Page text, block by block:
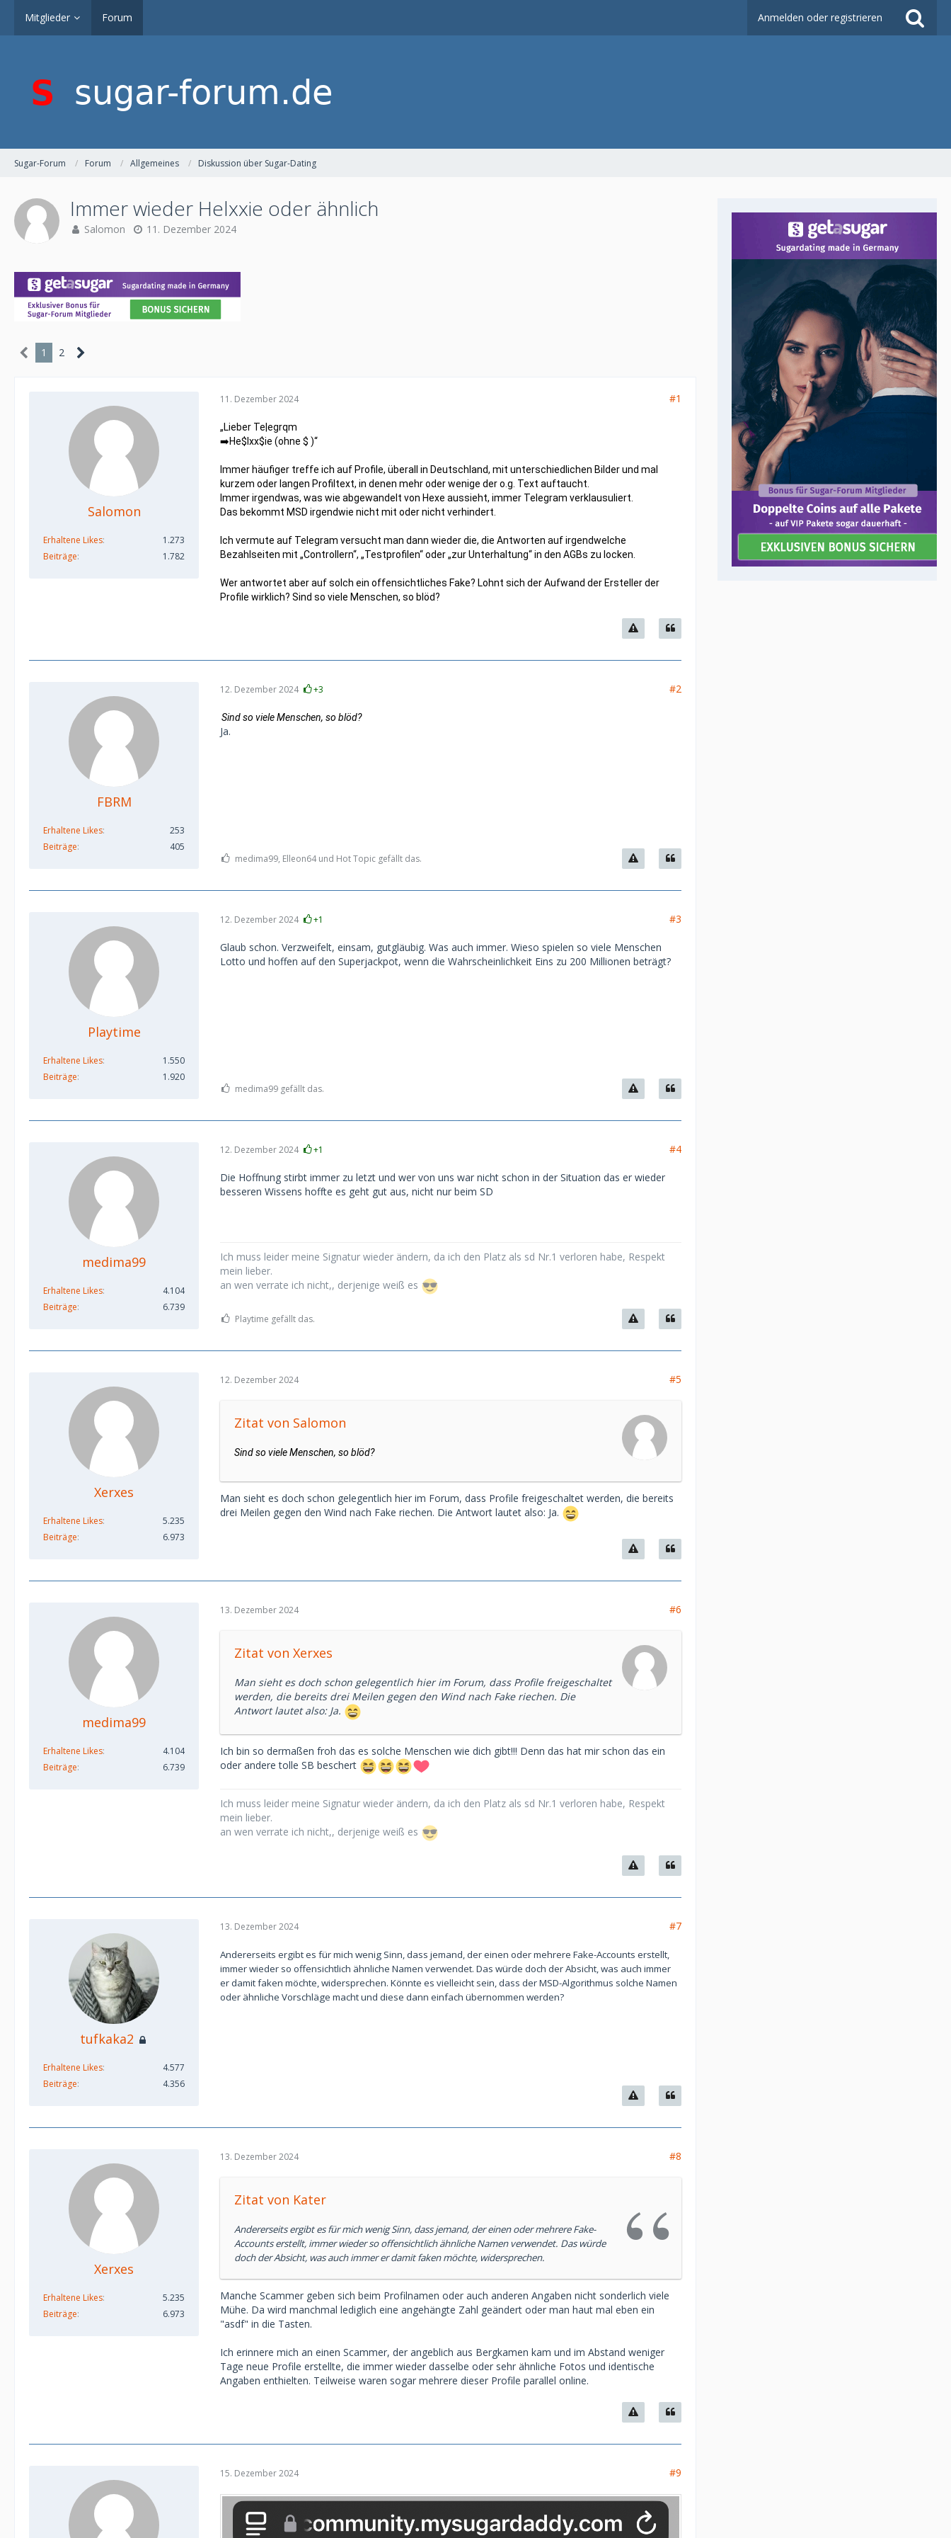
Mitglieder Forum Anmelden oder registrieren
Sugar-Forum Forum Allgemeines Diskussion über Sugar-Dating
Immer wieder Helxxie oder ähnlich
Salomon 11. Dezember 2024
1 2
Salomon
Erhaltene Likes
1.273
Beiträge
1.782
11. Dezember 2024 #1
„Lieber Te|egrqm
➡️He$lxx$ie (ohne $ )“
Immer häufiger treffe ich auf Profile, überall in Deutschland, mit unterschiedlichen Bilder und mal
kurzem oder langen Profiltext, in denen mehr oder wenige der o.g. Text auftaucht.
Immer irgendwas, was wie abgewandelt von Hexe aussieht, immer Telegram verklausuliert.
Das bekommt MSD irgendwie nicht mit oder nicht verhindert.
Ich vermute auf Telegram versucht man dann wieder die, die Antworten auf irgendwelche
Bezahlseiten mit „Controllern“, „Testprofilen“ oder „zur Unterhaltung“ in den AGBs zu locken.
Wer antwortet aber auf solch ein offensichtliches Fake? Lohnt sich der Aufwand der Ersteller der
Profile wirklich? Sind so viele Menschen, so blöd?
FBRM
Erhaltene Likes
253
Beiträge
405
12. Dezember 2024 +3 #2
Sind so viele Menschen, so blöd?
Ja.
medima99, Elleon64 und Hot Topic gefällt das.
Playtime
Erhaltene Likes
1.550
Beiträge
1.920
12. Dezember 2024 +1 #3
Glaub schon. Verzweifelt, einsam, gutgläubig. Was auch immer. Wieso spielen so viele Menschen
Lotto und hoffen auf den Superjackpot, wenn die Wahrscheinlichkeit Eins zu 200 Millionen beträgt?
medima99 gefällt das.
medima99
Erhaltene Likes
4.104
Beiträge
6.739
12. Dezember 2024 +1 #4
Die Hoffnung stirbt immer zu letzt und wer von uns war nicht schon in der Situation das er wieder
besseren Wissens hoffte es geht gut aus, nicht nur beim SD
Ich muss leider meine Signatur wieder ändern, da ich den Platz als sd Nr.1 verloren habe, Respekt
mein lieber.
an wen verrate ich nicht,, derjenige weiß es
Playtime gefällt das.
Xerxes
Erhaltene Likes
5.235
Beiträge
6.973
12. Dezember 2024 #5
Zitat von Salomon
Sind so viele Menschen, so blöd?
Man sieht es doch schon gelegentlich hier im Forum, dass Profile freigeschaltet werden, die bereits
drei Meilen gegen den Wind nach Fake riechen. Die Antwort lautet also: Ja.
medima99
Erhaltene Likes
4.104
Beiträge
6.739
13. Dezember 2024 #6
Zitat von Xerxes
Man sieht es doch schon gelegentlich hier im Forum, dass Profile freigeschaltet
werden, die bereits drei Meilen gegen den Wind nach Fake riechen. Die
Antwort lautet also: Ja.
Ich bin so dermaßen froh das es solche Menschen wie dich gibt!!! Denn das hat mir schon das ein
oder andere tolle SB beschert
Ich muss leider meine Signatur wieder ändern, da ich den Platz als sd Nr.1 verloren habe, Respekt
mein lieber.
an wen verrate ich nicht,, derjenige weiß es
tufkaka2
Erhaltene Likes
4.577
Beiträge
4.356
13. Dezember 2024 #7
Andererseits ergibt es für mich wenig Sinn, dass jemand, der einen oder mehrere Fake-Accounts erstellt,
immer wieder so offensichtlich ähnliche Namen verwendet. Das würde doch der Absicht, was auch immer
er damit faken möchte, widersprechen. Könnte es vielleicht sein, dass der MSD-Algorithmus solche Namen
oder ähnliche Vorschläge macht und diese dann einfach übernommen werden?
Xerxes
Erhaltene Likes
5.235
Beiträge
6.973
13. Dezember 2024 #8
Zitat von Kater
Andererseits ergibt es für mich wenig Sinn, dass jemand, der einen oder mehrere Fake-
Accounts erstellt, immer wieder so offensichtlich ähnliche Namen verwendet. Das würde
doch der Absicht, was auch immer er damit faken möchte, widersprechen.
Manche Scammer geben sich beim Profilnamen oder auch anderen Angaben nicht sonderlich viele
Mühe. Da wird manchmal lediglich eine angehängte Zahl geändert oder man haut mal eben ein
"asdf" in die Tasten.
Ich erinnere mich an einen Scammer, der angeblich aus Bergkamen kam und im Abstand weniger
Tage neue Profile erstellte, die immer wieder dasselbe oder sehr ähnliche Fotos und identische
Angaben enthielten. Teilweise waren sogar mehrere dieser Profile parallel online.
15. Dezember 2024 #9